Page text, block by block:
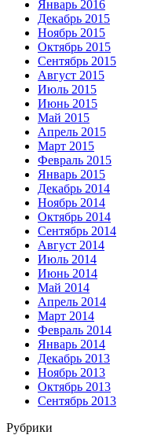
Январь 2016
Декабрь 2015
Ноябрь 2015
Октябрь 2015
Сентябрь 2015
Август 2015
Июль 2015
Июнь 2015
Май 2015
Апрель 2015
Март 2015
Февраль 2015
Январь 2015
Декабрь 2014
Ноябрь 2014
Октябрь 2014
Сентябрь 2014
Август 2014
Июль 2014
Июнь 2014
Май 2014
Апрель 2014
Март 2014
Февраль 2014
Январь 2014
Декабрь 2013
Ноябрь 2013
Октябрь 2013
Сентябрь 2013
Рубрики